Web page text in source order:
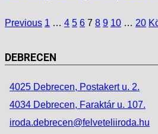
Previous 1 … 4 5 6 7 8 9 10 … 20
DEBRECEN
4025 Debrecen, Postakert u. 2.
4034 Debrecen, Faraktár u. 107.
iroda.debrecen@felveteliiroda.hu